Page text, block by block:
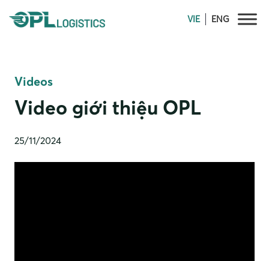
VIE ENG
Videos
Video giới thiệu OPL
25/11/2024